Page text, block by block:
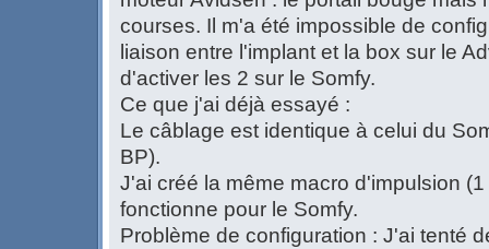
courses. Il m'a été impossible de
liaison entre l'implant et la box sur le
d'activer les 2 sur le Somfy.
Ce que j'ai déjà essayé :
Le câblage est identique à celui du
BP).
J'ai créé la même macro d'impulsion
fonctionne pour le Somfy.
Problème de configuration : J'ai tenté